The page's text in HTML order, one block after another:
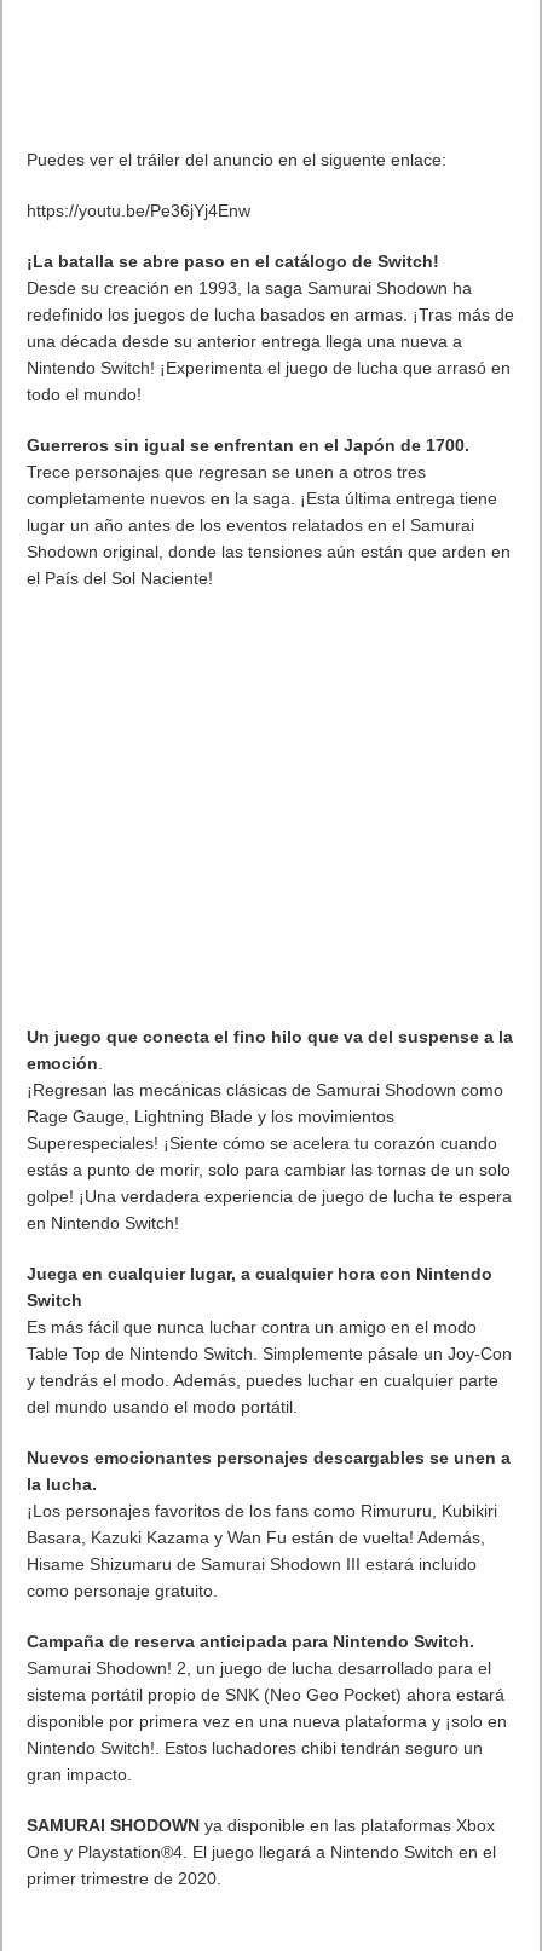
Puedes ver el tráiler del anuncio en el siguente enlace:
https://youtu.be/Pe36jYj4Enw
¡La batalla se abre paso en el catálogo de Switch!
Desde su creación en 1993, la saga Samurai Shodown ha
redefinido los juegos de lucha basados en armas. ¡Tras más de
una década desde su anterior entrega llega una nueva a
Nintendo Switch! ¡Experimenta el juego de lucha que arrasó en
todo el mundo!
Guerreros sin igual se enfrentan en el Japón de 1700.
Trece personajes que regresan se unen a otros tres
completamente nuevos en la saga. ¡Esta última entrega tiene
lugar un año antes de los eventos relatados en el Samurai
Shodown original, donde las tensiones aún están que arden en
el País del Sol Naciente!
Un juego que conecta el fino hilo que va del suspense a la
emoción.
¡Regresan las mecánicas clásicas de Samurai Shodown como
Rage Gauge, Lightning Blade y los movimientos
Superespeciales! ¡Siente cómo se acelera tu corazón cuando
estás a punto de morir, solo para cambiar las tornas de un solo
golpe! ¡Una verdadera experiencia de juego de lucha te espera
en Nintendo Switch!
Juega en cualquier lugar, a cualquier hora con Nintendo
Switch
Es más fácil que nunca luchar contra un amigo en el modo
Table Top de Nintendo Switch. Simplemente pásale un Joy-Con
y tendrás el modo. Además, puedes luchar en cualquier parte
del mundo usando el modo portátil.
Nuevos emocionantes personajes descargables se unen a
la lucha.
¡Los personajes favoritos de los fans como Rimururu, Kubikiri
Basara, Kazuki Kazama y Wan Fu están de vuelta! Además,
Hisame Shizumaru de Samurai Shodown III estará incluido
como personaje gratuito.
Campaña de reserva anticipada para Nintendo Switch.
Samurai Shodown! 2, un juego de lucha desarrollado para el
sistema portátil propio de SNK (Neo Geo Pocket) ahora estará
disponible por primera vez en una nueva plataforma y ¡solo en
Nintendo Switch!. Estos luchadores chibi tendrán seguro un
gran impacto.
SAMURAI SHODOWN ya disponible en las plataformas Xbox
One y Playstation®4. El juego llegará a Nintendo Switch en el
primer trimestre de 2020.